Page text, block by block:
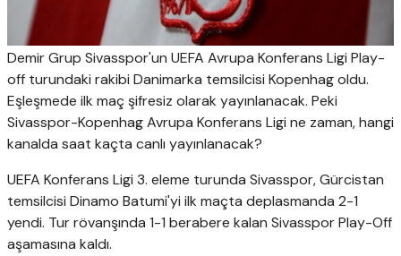
Demir Grup Sivasspor'un UEFA Avrupa Konferans Ligi Play-
off turundaki rakibi Danimarka temsilcisi Kopenhag oldu.
Eşleşmede ilk maç şifresiz olarak yayınlanacak. Peki
Sivasspor-Kopenhag Avrupa Konferans Ligi ne zaman, hangi
kanalda saat kaçta canlı yayınlanacak?
UEFA Konferans Ligi 3. eleme turunda Sivasspor, Gürcistan
temsilcisi Dinamo Batumi'yi ilk maçta deplasmanda 2-1
yendi. Tur rövanşında 1-1 berabere kalan Sivasspor Play-Off
aşamasına kaldı.